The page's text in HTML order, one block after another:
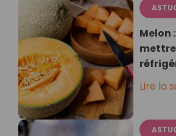
Melon
Lire la